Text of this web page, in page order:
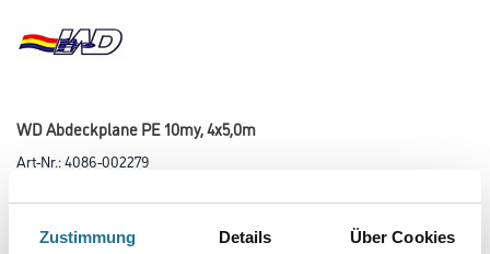
Zustimmung Details Über Cookies
WD Abdeckplane PE 10my, 4x5,0m
Art-Nr.:4086-002279
Farbtonbezeichnung